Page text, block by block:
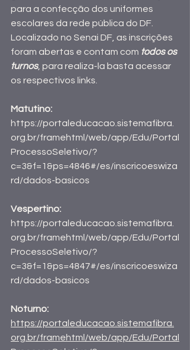
para a confecção dos uniformes
escolares da rede pública do DF.
Localizado no Senai DF, as inscrições
foram abertas e contam com todos os
turnos, para realiza-la basta acessar
os respectivos links.
Matutino:
https://portaleducacao.sistemafibra.
org.br/framehtml/web/app/Edu/Portal
ProcessoSeletivo/?
c=3&f=1&ps=4846#/es/inscricoeswiza
rd/dados-basicos
Vespertino:
https://portaleducacao.sistemafibra.
org.br/framehtml/web/app/Edu/Portal
ProcessoSeletivo/?
c=3&f=1&ps=4847#/es/inscricoeswiza
rd/dados-basicos
Noturno:
https://portaleducacao.sistemafibra.
org.br/framehtml/web/app/Edu/Portal